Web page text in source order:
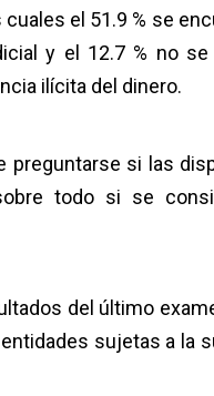
el 51.9 % se
y el 12.7 % no
ilícita del dinero.
si las
todo si se
del último
sujetas a la